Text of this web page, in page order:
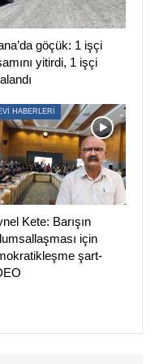
yıldır süren davanın
Anadolu 6. Ağır Ceza
yargılanan
beraat ettirildi.
Tuncer,davaya
davayı aydınlatma
taleplerinin
göçük: 1 işçi
yitirdi, 1 işçi
HABERLERİ
Kete: Barışın
için
şart-